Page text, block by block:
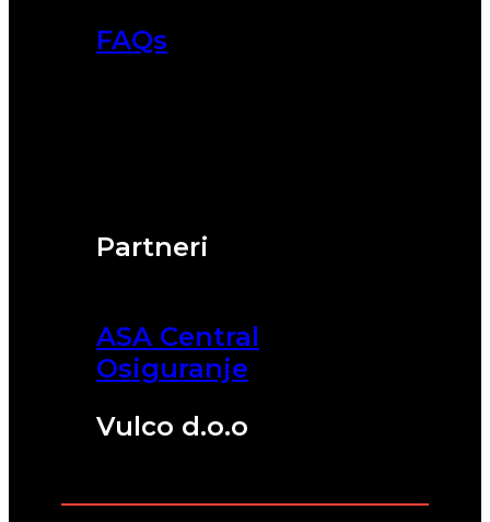
Partneri
ASA Central
Osiguranje
Vulco d.o.o
FAQs